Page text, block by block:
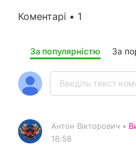
Коментарі • 1
За популярністю За
Антон Вікторович •
18:58